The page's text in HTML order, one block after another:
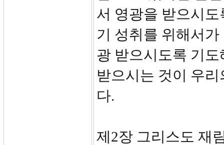
서 영광을 받으시
기 성취를 위해서
광 받으시도록 기
받으시는 것이 우
다.
제2장 그리스도 재